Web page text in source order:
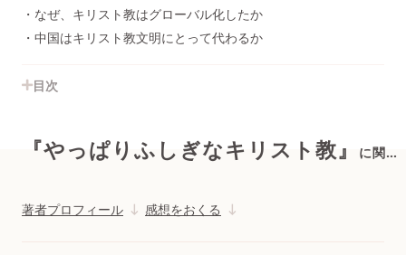
・なぜ、キリスト教はグローバル化したか
・中国はキリスト教文明にとって代わるか
目次
『やっぱりふしぎなキリスト教』 に関する情報
著者プロフィール 感想をおくる